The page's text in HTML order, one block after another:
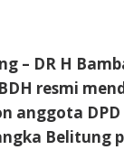
– DR H
resmi
anggota DPD
Belitung